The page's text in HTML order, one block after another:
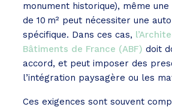
monument historique), même
de 10 m² peut nécessiter une
spécifique. Dans ces cas,
Bâtiments de France (ABF) doit
accord, et peut imposer des
l’intégration paysagère ou les
Ces exigences sont souvent